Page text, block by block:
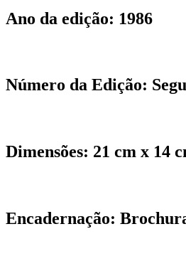
Ano da edição: 1986
Número da Edição:
Dimensões: 21 cm x 14
Encadernação: